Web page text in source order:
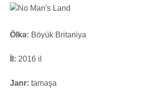
Ölkə: Böyük Britaniya
İl: 2016 il
Janr: tamaşa